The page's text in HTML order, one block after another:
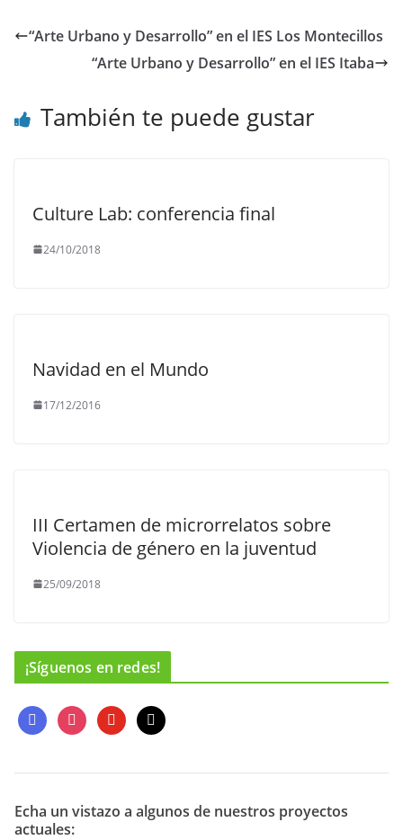
“Arte Urbano y Desarrollo” en el IES Los Montecillos
“Arte Urbano y Desarrollo” en el IES Itaba
También te puede gustar
Culture Lab: conferencia final
24/10/2018
Navidad en el Mundo
17/12/2016
III Certamen de microrrelatos sobre
Violencia de género en la juventud
25/09/2018
¡Síguenos en redes!
f
a
e
o
o
i
n
t
g
r
y
o
t
b
m
a
l
Echa un vistazo a algunos de nuestros proyectos
actuales: